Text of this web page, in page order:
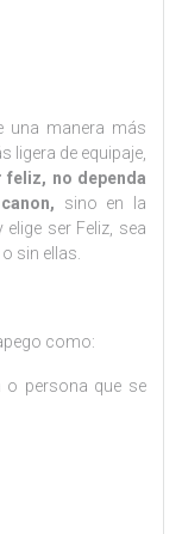
una manera más
ligera de equipaje,
feliz, no dependa
sino en la
ser Feliz, sea
sin ellas.
como:
o persona que se